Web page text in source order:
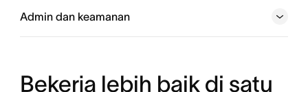
Admin dan keamanan
Bekerja lebih baik di satu